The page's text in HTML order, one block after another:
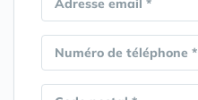
Adresse email *
Numéro de téléphone *